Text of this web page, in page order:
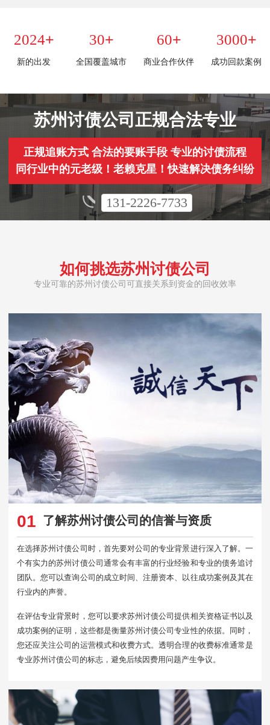
2024+
新的出发
30+
全国覆盖城市
60+
商业合作伙伴
3000+
成功回款案例
苏州讨债公司正规合法专业
正规追账方式 合法的要账手段 专业的讨债流程
同行业中的元老级！老赖克星！快速解决债务纠纷
131-2226-7733
如何挑选苏州讨债公司
专业可靠的苏州讨债公司可直接关系到资金的回收效率
01 了解苏州讨债公司的信誉与资质
在选择苏州讨债公司时，首先要对公司的专业背景进行深入了解。一
个有实力的苏州讨债公司通常会有丰富的行业经验和专业的债务追讨
团队。您可以查询公司的成立时间、注册资本、以往成功案例及其在
行业内的声誉。
在评估专业背景时，您可以要求苏州讨债公司提供相关资格证书以及
成功案例的证明，这些都是衡量苏州讨债公司专业性的依据。同时，
您还应关注公司的运营模式和收费方式。透明合理的收费标准通常是
专业苏州讨债公司的标志，避免后续因费用问题产生争议。